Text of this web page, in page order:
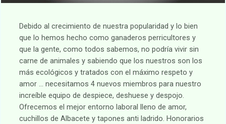
Debido al crecimiento de nuestra popularidad y lo bien
que lo hemos hecho como ganaderos perricultores y
que la gente, como todos sabemos, no podría vivir sin
carne de animales y sabiendo que los nuestros son los
más ecológicos y tratados con el máximo respeto y
amor … necesitamos 4 nuevos miembros para nuestro
increíble equipo de despiece, deshuese y despojo.
Ofrecemos el mejor entorno laboral lleno de amor,
cuchillos de Albacete y tapones anti ladrido. Honorarios